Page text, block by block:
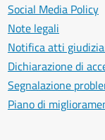
Social Media Policy
Note legali
Notifica atti
Dichiarazione di
Segnalazione
Piano di